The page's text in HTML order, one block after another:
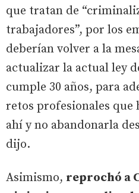
que tratan de
trabajadores”, por los
deberían volver a la
actualizar la actual ley
cumple 30 años, para
retos profesionales que
ahí y no abandonarla
dijo.
Asimismo, reprochó a